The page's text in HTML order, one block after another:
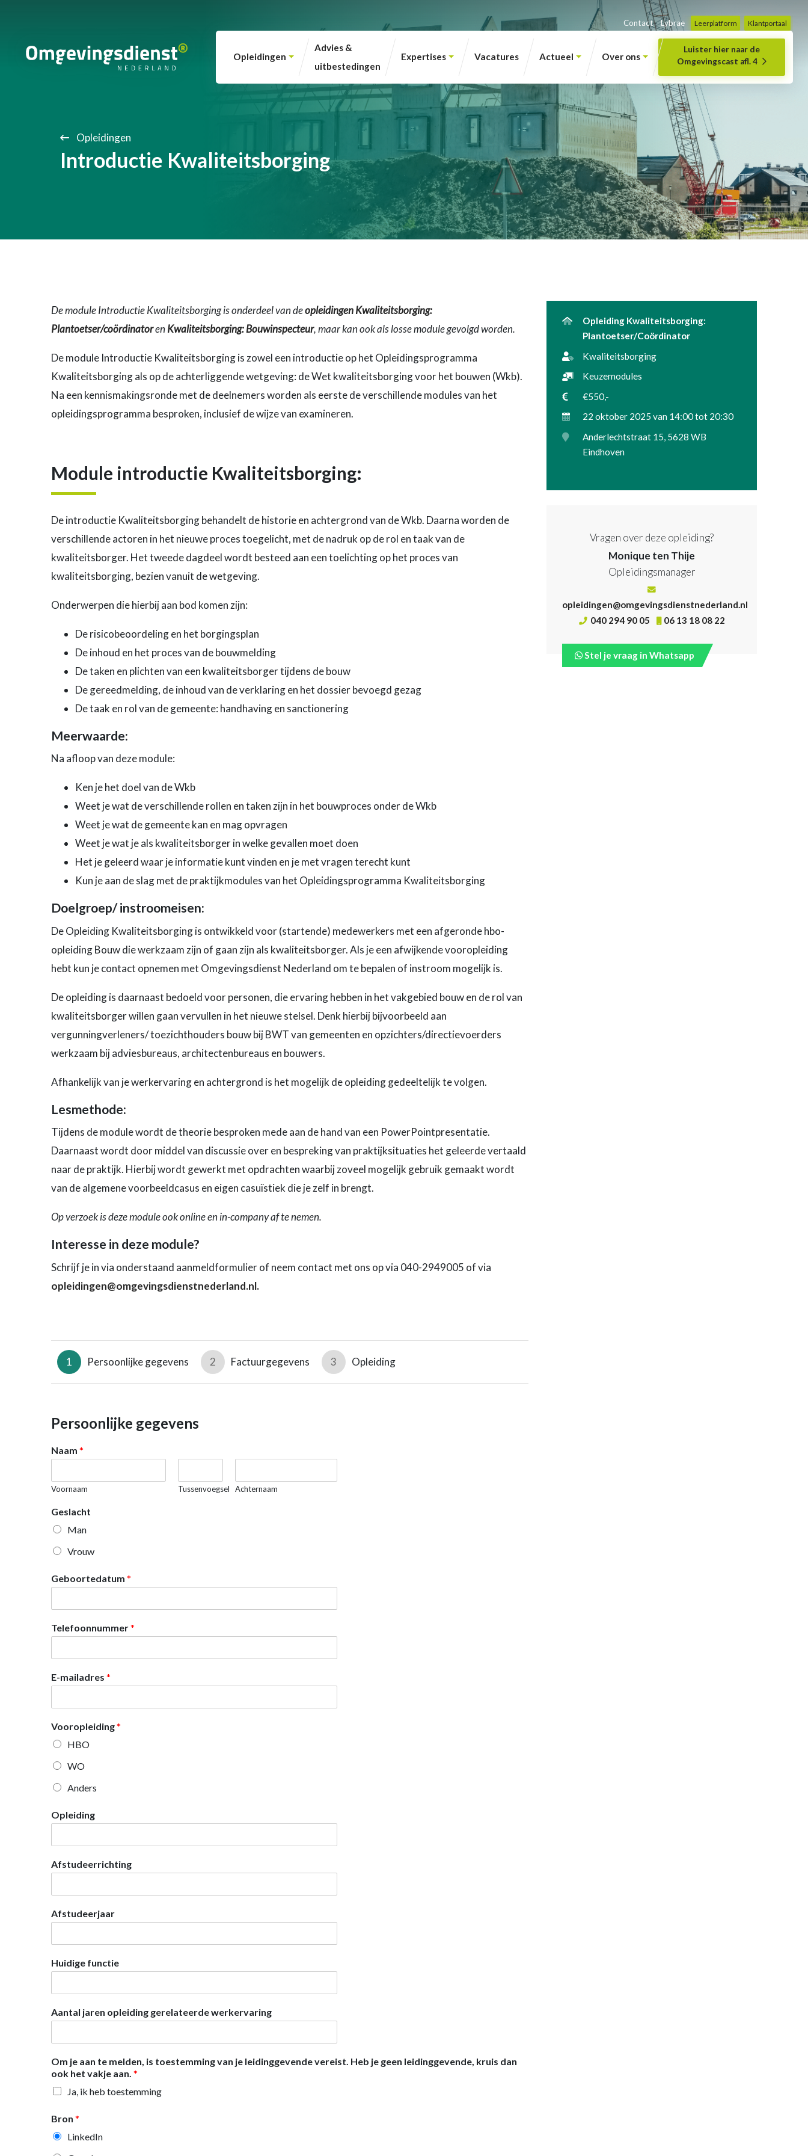
Contact Lybrae Leerplatform Klantportaal
Opleidingen
Advies &
uitbestedingen
Expertises Vacatures Actueel Over ons
Luister hier naar de
Omgevingscast afl. 4
Opleidingen
Introductie Kwaliteitsborging
De module Introductie Kwaliteitsborging is onderdeel van deopleidingen Kwaliteitsborging:
Plantoetser/coördinatorenKwaliteitsborging: Bouwinspecteur, maar kan ook als losse module gevolgd worden.
De module Introductie Kwaliteitsborging is zowel een introductie op het Opleidingsprogramma
Kwaliteitsborging als op de achterliggende wetgeving: de Wet kwaliteitsborging voor het bouwen (Wkb).
Na een kennismakingsronde met de deelnemers worden als eerste de verschillende modules van het
opleidingsprogramma besproken, inclusief de wijze van examineren.
Module introductie Kwaliteitsborging:
De introductie Kwaliteitsborging behandelt de historie en achtergrond van de Wkb. Daarna worden de
verschillende actoren in het nieuwe proces toegelicht, met de nadruk op de rol en taak van de
kwaliteitsborger. Het tweede dagdeel wordt besteed aan een toelichting op het proces van
kwaliteitsborging, bezien vanuit de wetgeving.
Onderwerpen die hierbij aan bod komen zijn:
De risicobeoordeling en het borgingsplan
De inhoud en het proces van de bouwmelding
De taken en plichten van een kwaliteitsborger tijdens de bouw
De gereedmelding, de inhoud van de verklaring en het dossier bevoegd gezag
De taak en rol van de gemeente: handhaving en sanctionering
Meerwaarde:
Na afloop van deze module:
Ken je het doel van de Wkb
Weet je wat de verschillende rollen en taken zijn in het bouwproces onder de Wkb
Weet je wat de gemeente kan en mag opvragen
Weet je wat je als kwaliteitsborger in welke gevallen moet doen
Het je geleerd waar je informatie kunt vinden en je met vragen terecht kunt
Kun je aan de slag met de praktijkmodules van het Opleidingsprogramma Kwaliteitsborging
Doelgroep/ instroomeisen:
De Opleiding Kwaliteitsborging is ontwikkeld voor (startende) medewerkers met een afgeronde hbo-
opleiding Bouw die werkzaam zijn of gaan zijn als kwaliteitsborger. Als je een afwijkende vooropleiding
hebt kun je contact opnemen met Omgevingsdienst Nederland om te bepalen of instroom mogelijk is.
De opleiding is daarnaast bedoeld voor personen, die ervaring hebben in het vakgebied bouw en de rol van
kwaliteitsborger willen gaan vervullen in het nieuwe stelsel. Denk hierbij bijvoorbeeld aan
vergunningverleners/ toezichthouders bouw bij BWT van gemeenten en opzichters/directievoerders
werkzaam bij adviesbureaus, architectenbureaus en bouwers.
Afhankelijk van je werkervaring en achtergrond is het mogelijk de opleiding gedeeltelijk te volgen.
Lesmethode:
Tijdens de module wordt de theorie besproken mede aan de hand van een PowerPointpresentatie.
Daarnaast wordt door middel van discussie over en bespreking van praktijksituaties het geleerde vertaald
naar de praktijk. Hierbij wordt gewerkt met opdrachten waarbij zoveel mogelijk gebruik gemaakt wordt
van de algemene voorbeeldcasus en eigen casuïstiek die je zelf in brengt.
Op verzoek is deze module ook online en in-company af te nemen.
Interesse in deze module?
Schrijf je in via onderstaand aanmeldformulier of neem contact met ons op via 040-2949005 of via
opleidingen@omgevingsdienstnederland.nl.
1 Persoonlijke gegevens 2 Factuurgegevens 3 Opleiding
Persoonlijke gegevens
Naam *
Voornaam Tussenvoegsel Achternaam
Geslacht
Man
Vrouw
Geboortedatum *
Telefoonnummer*
E-mailadres *
Vooropleiding*
HBO
WO
Anders
Opleiding
Afstudeerrichting
Afstudeerjaar
Huidige functie
Aantal jaren opleiding gerelateerde werkervaring
Om je aan te melden, is toestemming van je leidinggevende vereist. Heb je geen leidinggevende, kruis dan
ook het vakje aan. *
Ja, ik heb toestemming
Bron *
LinkedIn
Opleiding Kwaliteitsborging:
Plantoetser/Coördinator
Kwaliteitsborging
Keuzemodules
€550,-
22 oktober 2025 van 14:00 tot 20:30
Anderlechtstraat 15, 5628 WB
Eindhoven
Vragen over deze opleiding?
Monique ten Thije
Opleidingsmanager
opleidingen@omgevingsdienstnederland.nl
040 294 90 05
06 13 18 08 22
Stel je vraag in Whatsapp